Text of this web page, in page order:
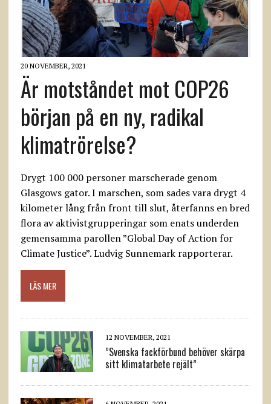
20 NOVEMBER, 2021
Är motståndet mot COP26
början på en ny, radikal
klimatrörelse?
Drygt 100 000 personer marscherade genom
Glasgows gator. I marschen, som sades vara drygt 4
kilometer lång från front till slut, återfanns en bred
flora av aktivistgrupperingar som enats underden
gemensamma parollen ”Global Day of Action for
Climate Justice”. Ludvig Sunnemark rapporterar.
LÄS MER
12 NOVEMBER, 2021
”Svenska fackförbund behöver skärpa
sitt klimatarbete rejält”